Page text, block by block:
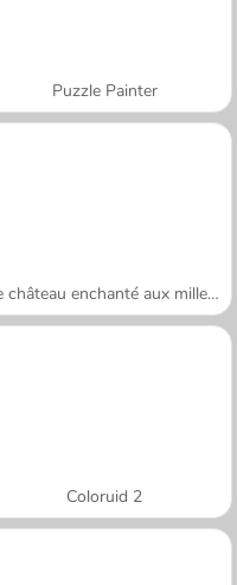
Puzzle Painter
Le château enchanté aux mille couleurs
Coloruid 2